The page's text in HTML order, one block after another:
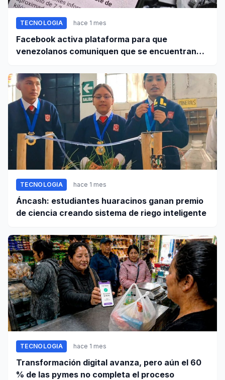
TECNOLOGIA hace 1 mes
Facebook activa plataforma para que
venezolanos comuniquen que se encuentran
TECNOLOGIA hace 1 mes
Áncash: estudiantes huaracinos ganan premio
de ciencia creando sistema de riego inteligente
TECNOLOGIA hace 1 mes
Transformación digital avanza, pero aún el 60
% de las pymes no completa el proceso